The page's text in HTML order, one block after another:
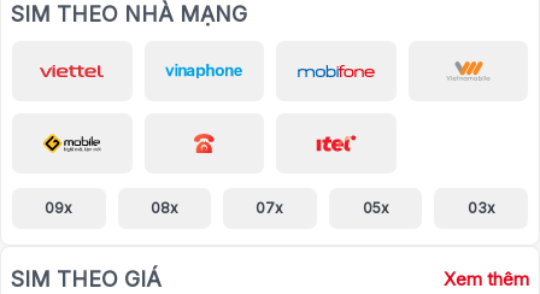
SIM THEO NHÀ MẠNG
09x 08x 07x 05x 03x
SIM THEO GIÁ Xem thêm